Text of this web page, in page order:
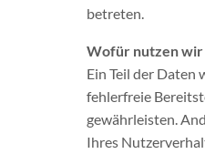
betreten.
Wofür nutzen wir
Ein Teil der Daten
fehlerfreie
gewährleisten.
Ihres